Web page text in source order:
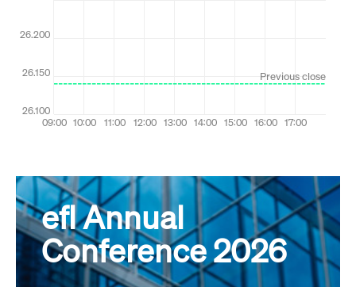
efl Annual
Conference 2026